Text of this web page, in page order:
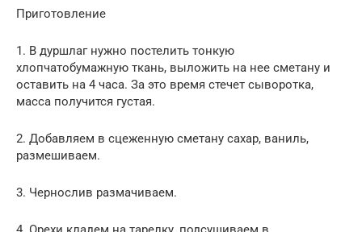
Приготовление
1. В дуршлаг нужно постелить тонкую
хлопчатобумажную ткань, выложить на нее сметану и
оставить на 4 часа. За это время стечет сыворотка,
масса получится густая.
2. Добавляем в сцеженную сметану сахар, ваниль,
размешиваем.
3. Чернослив размачиваем.